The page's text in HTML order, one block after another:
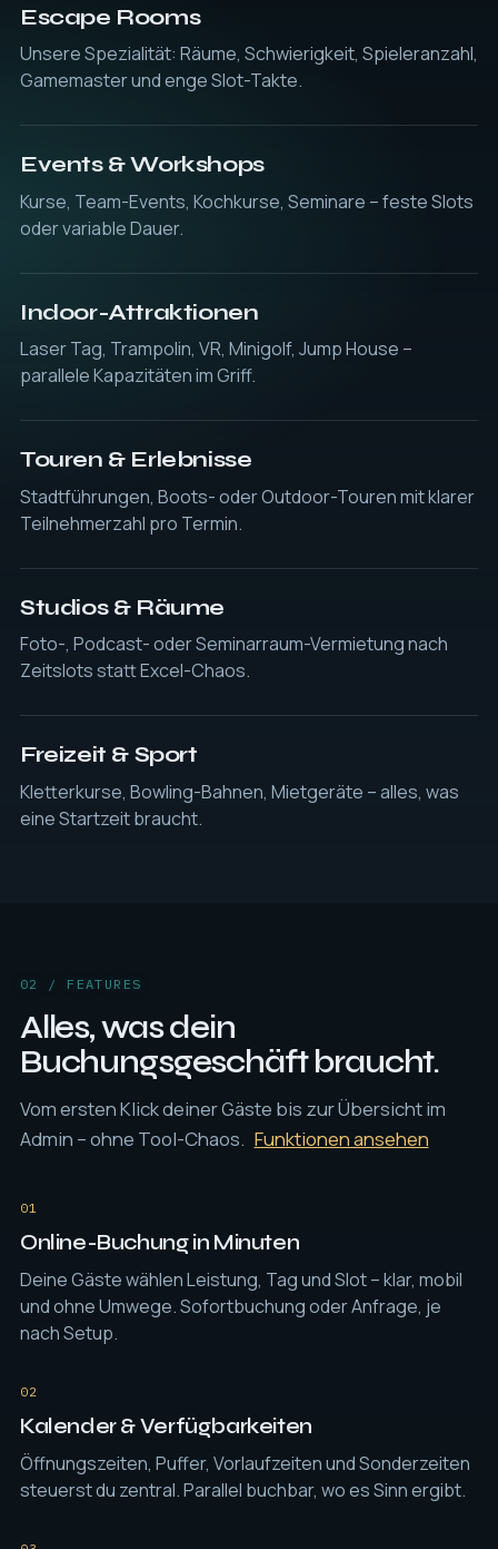
Escape Rooms
Unsere Spezialität: Räume, Schwierigkeit, Spieleranzahl,
Gamemaster und enge Slot-Takte.
Events & Workshops
Kurse, Team-Events, Kochkurse, Seminare – feste Slots
oder variable Dauer.
Indoor-Attraktionen
Laser Tag, Trampolin, VR, Minigolf, Jump House –
parallele Kapazitäten im Griff.
Touren & Erlebnisse
Stadtführungen, Boots- oder Outdoor-Touren mit klarer
Teilnehmerzahl pro Termin.
Studios & Räume
Foto-, Podcast- oder Seminarraum-Vermietung nach
Zeitslots statt Excel-Chaos.
Freizeit & Sport
Kletterkurse, Bowling-Bahnen, Mietgeräte – alles, was
eine Startzeit braucht.
02 / FEATURES
Alles, was dein
Buchungsgeschäft braucht.
Vom ersten Klick deiner Gäste bis zur Übersicht im
Admin – ohne Tool-Chaos. Funktionen ansehen
01
Online-Buchung in Minuten
Deine Gäste wählen Leistung, Tag und Slot – klar, mobil
und ohne Umwege. Sofortbuchung oder Anfrage, je
nach Setup.
02
Kalender & Verfügbarkeiten
Öffnungszeiten, Puffer, Vorlaufzeiten und Sonderzeiten
steuerst du zentral. Parallel buchbar, wo es Sinn ergibt.